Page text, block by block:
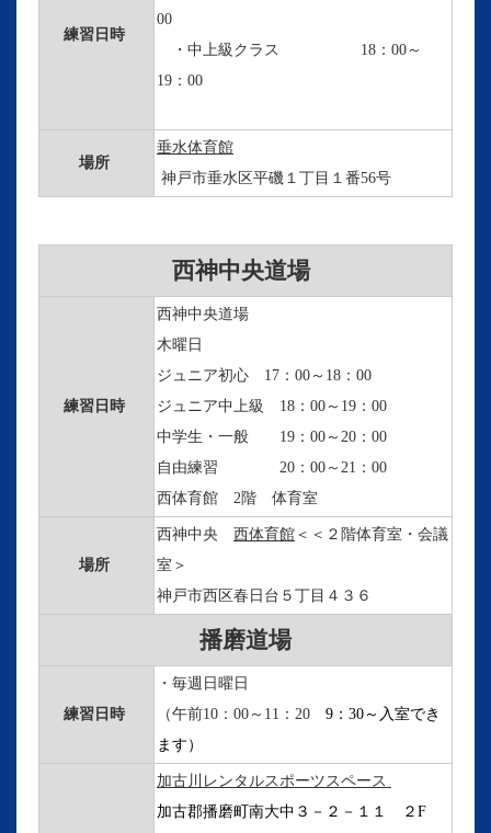
練習日時
00
・中上級クラス 18：00～
19：00
場所
垂水体育館
神戸市垂水区平磯１丁目１番56号
西神中央道場
練習日時
西神中央道場
木曜日
ジュニア初心 17：00～18：00
ジュニア中上級 18：00～19：00
中学生・一般 19：00～20：00
自由練習 20：00～21：00
西体育館 2階 体育室
場所
西神中央 西体育館 ＜ ＜２階体育室・会議
室＞
神戸市西区春日台５丁目４３６
播磨道場
練習日時
・毎週日曜日
（午前10：00～11：20 9：30～入室でき
ます）
加古川レンタルスポーツスペース
加古郡播磨町南大中３－２－１１ ２F